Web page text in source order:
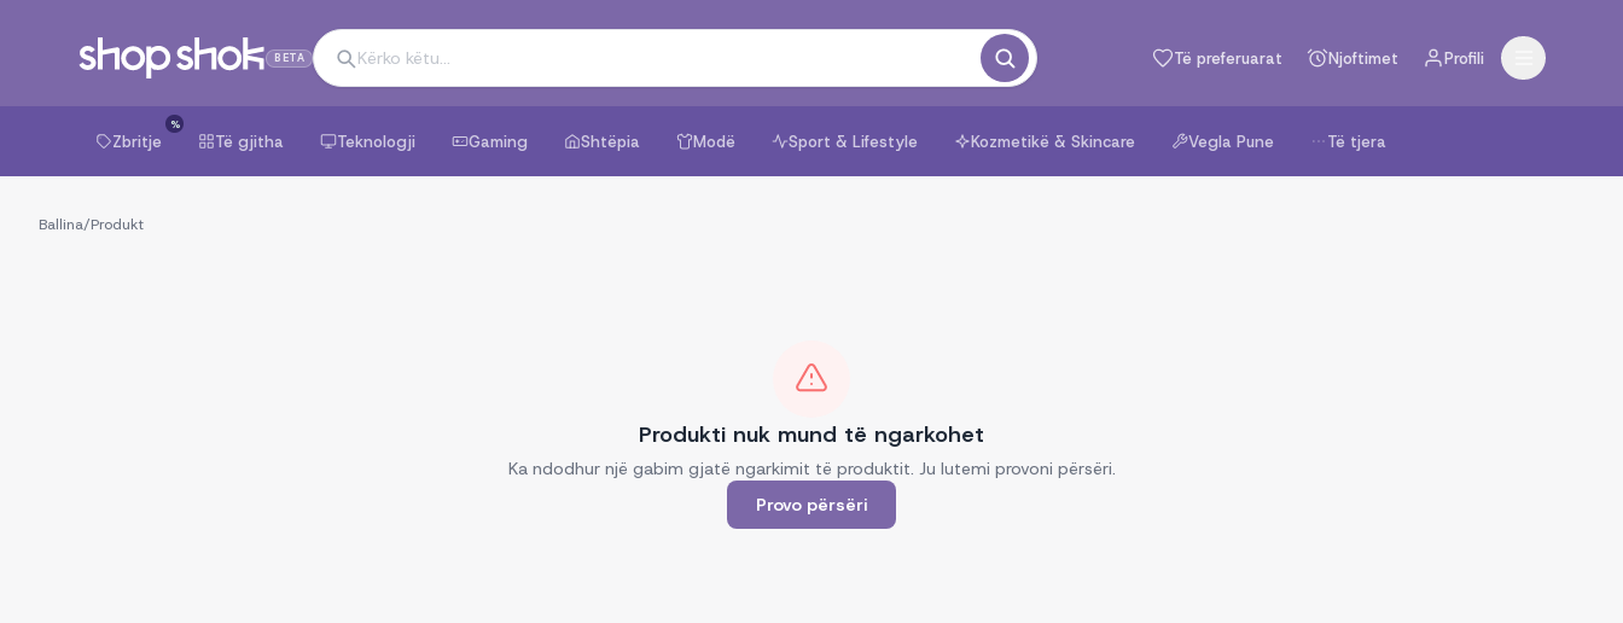
BETA Të preferuarat Njoftimet Profili
Zbritje
%
Të gjitha Teknologji Gaming Shtëpia Modë Sport & Lifestyle Kozmetikë & Skincare Vegla Pune Të tjera
Ballina/Produkt
Produkti nuk mund të ngarkohet
Ka ndodhur një gabim gjatë ngarkimit të produktit. Ju lutemi provoni përsëri.
Provo përsëri